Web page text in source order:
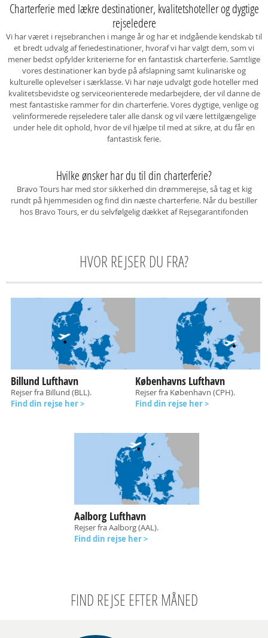
Charterferie med lækre destinationer, kvalitetshoteller og dygtige
rejseledere
Vi har været i rejsebranchen i mange år og har et indgående kendskab til
et bredt udvalg af feriedestinationer, hvoraf vi har valgt dem, som vi
mener bedst opfylder kriterierne for en fantastisk charterferie. Samtlige
vores destinationer kan byde på afslapning samt kulinariske og
kulturelle oplevelser i særklasse. Vi har nøje udvalgt gode hoteller med
kvalitetsbevidste og serviceorienterede medarbejdere, der vil danne de
mest fantastiske rammer for din charterferie. Vores dygtige, venlige og
velinformerede rejseledere taler alle dansk og vil være lettilgængelige
under hele dit ophold, hvor de vil hjælpe til med at sikre, at du får en
fantastisk ferie.
Hvilke ønsker har du til din charterferie?
Bravo Tours har med stor sikkerhed din drømmerejse, så tag et kig
rundt på hjemmesiden og find din næste charterferie. Når du bestiller
hos Bravo Tours, er du selvfølgelig dækket af Rejsegarantifonden
HVOR REJSER DU FRA?
Billund Lufthavn
Rejser fra Billund (BLL).
Find din rejse her >
Københavns Lufthavn
Rejser fra København (CPH).
Find din rejse her >
Aalborg Lufthavn
Rejser fra Aalborg (AAL).
Find din rejse her >
FIND REJSE EFTER MÅNED